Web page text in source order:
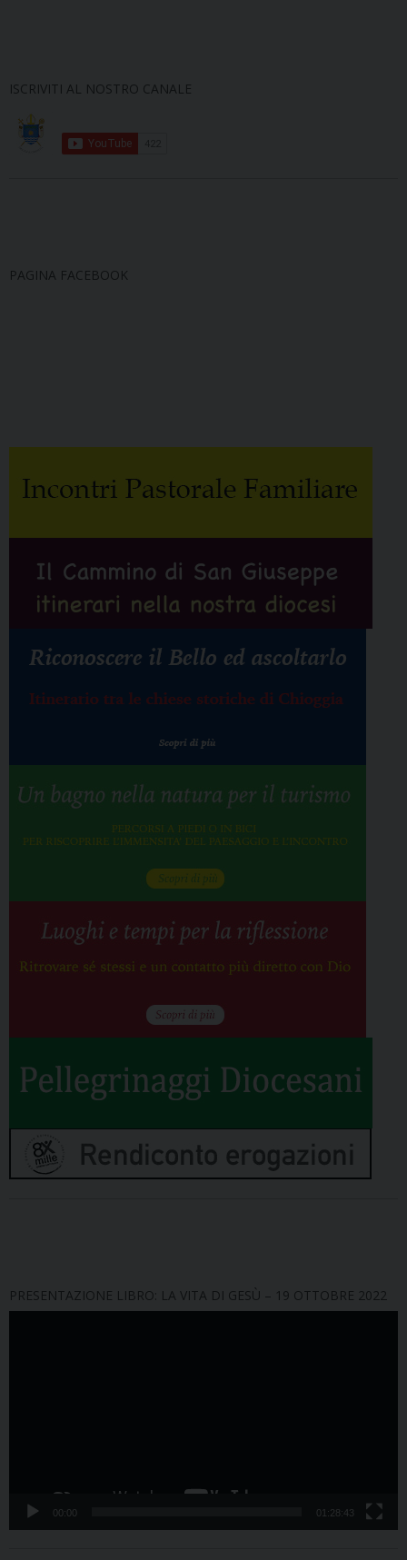
ISCRIVITI AL NOSTRO CANALE
PAGINA FACEBOOK
PRESENTAZIONE LIBRO: LA VITA DI GESÙ – 19 OTTOBRE 2022
00:00 01:28:43